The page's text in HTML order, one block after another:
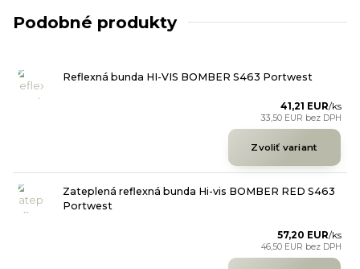
Podobné produkty
Reflexná bunda HI-VIS BOMBER S463 Portwest
41,21 EUR/ks
33,50 EUR bez DPH
Zvoliť variant
Zateplená reflexná bunda Hi-vis BOMBER RED S463
Portwest
57,20 EUR/ks
46,50 EUR bez DPH